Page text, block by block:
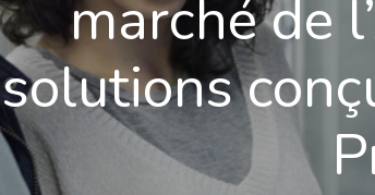
marché de
solutions